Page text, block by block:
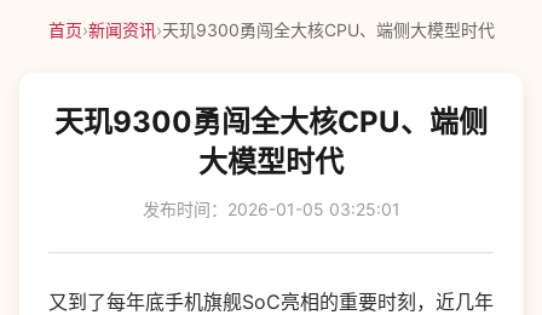
首页›新闻资讯›天玑9300勇闯全大核CPU、端侧大模型时代
天玑9300勇闯全大核CPU、端侧
大模型时代
发布时间：2026-01-05 03:25:01
又到了每年底手机旗舰SoC亮相的重要时刻，近几年